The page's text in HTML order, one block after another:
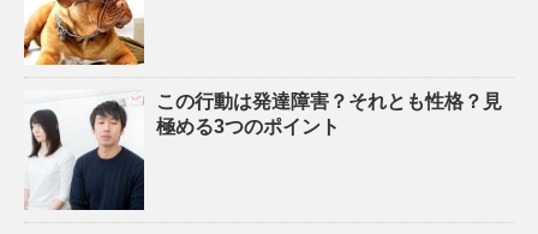
この行動は発達障害？それとも性格？見
極める3つのポイント